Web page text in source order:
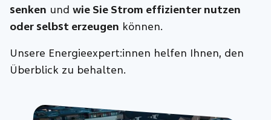
senken undwie Sie Strom effizienter nutzen
oder selbst erzeugen können.
Unsere Energieexpert:innen helfen Ihnen, den
Überblick zu behalten.